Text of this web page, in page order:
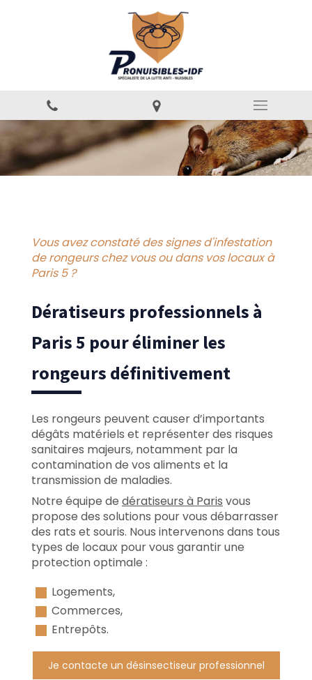
Vous avez constaté des signes d'infestation
de rongeurs chez vous ou dans vos locaux à
Paris 5 ?
Dératiseurs professionnels à
Paris 5 pour éliminer les
rongeurs définitivement
Les rongeurs peuvent causer d’importants
dégâts matériels et représenter des risques
sanitaires majeurs, notamment par la
contamination de vos aliments et la
transmission de maladies.
Notre équipe de dératiseurs à Paris vous
propose des solutions pour vous débarrasser
des rats et souris. Nous intervenons dans tous
types de locaux pour vous garantir une
protection optimale :
Logements,
Commerces,
Entrepôts.
Je contacte un désinsectiseur professionnel